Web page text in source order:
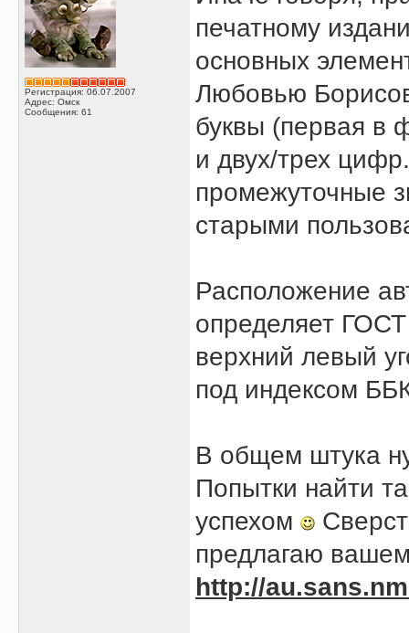
Регистрация: 06.07.2007
Адрес: Омск
Сообщения: 61
печатному
основных
Любовью
буквы (первая в
и двух/трех
промежуточные
старыми
Расположение
определяет
верхний левый
под индексом
В общем штука
Попытки найти
успехом
предлагаю
http://